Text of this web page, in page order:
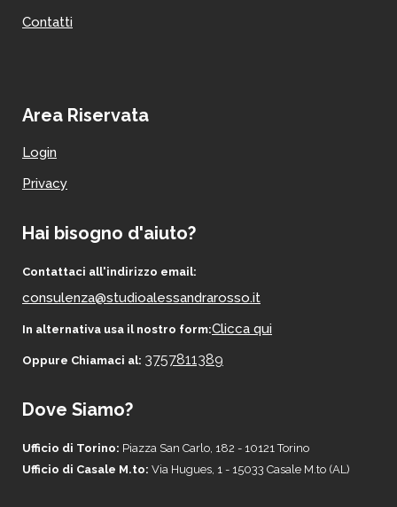
Contatti
Area Riservata
Login
Privacy
Hai bisogno d'aiuto?
Contattaci all'indirizzo email:
consulenza@studioalessandrarosso.it
In alternativa usa il nostro form:Clicca qui
Oppure Chiamaci al: 3757811389
Dove Siamo?
Ufficio di Torino: Piazza San Carlo, 182 - 10121 Torino
Ufficio di Casale M.to: Via Hugues, 1 - 15033 Casale M.to (AL)